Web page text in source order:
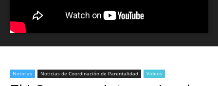
Noticias Noticias de Coordinación de Parentalidad Videos